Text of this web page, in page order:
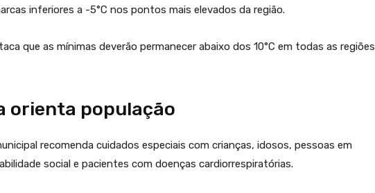
inferiores a -5°C nos pontos mais elevados da região.
que as mínimas deverão permanecer abaixo dos 10°C em todas as regiões
orienta população
recomenda cuidados especiais com crianças, idosos, pessoas em
social e pacientes com doenças cardiorrespiratórias.